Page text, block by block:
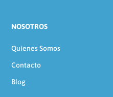
NOSOTROS
Quienes Somos
Contacto
Blog